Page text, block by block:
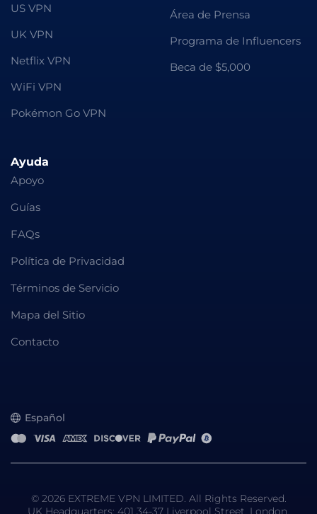
US VPN
UK VPN
Netflix VPN
WiFi VPN
Pokémon Go VPN
Área de Prensa
Programa de Influencers
Beca de $5,000
Ayuda
Apoyo
Guías
FAQs
Política de Privacidad
Términos de Servicio
Mapa del Sitio
Contacto
Español
© 2026 EXTREME VPN LIMITED. All Rights Reserved.
UK Headquarters: 401 34-37 Liverpool Street, London,